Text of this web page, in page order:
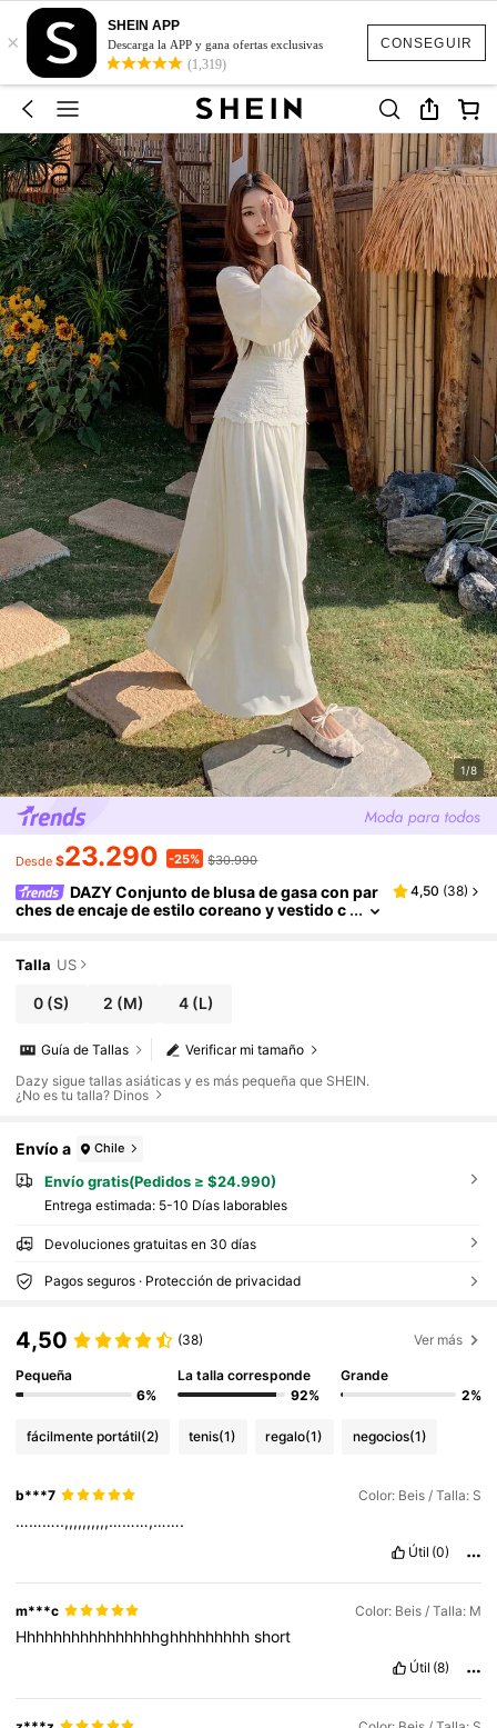
CONSEGUIR
×
SHEIN APP
Descarga la APP y gana ofertas exclusivas
(1,319)
1/8
Desde $23.290 -25% $30.990
DAZY Conjunto de blusa de gasa con par
ches de encaje de estilo coreano y vestido c
4,50 (38)
Talla US
0 (S) 2 (M) 4(L)
Verificar mi tamaño
Guía de Tallas
Dazy sigue tallas asiáticas y es más pequeña que SHEIN.
¿No es tu talla? Dinos
Envío a Chile
Envío gratis(Pedidos ≥ $24.990)
Entrega estimada: 5-10 Días laborables
Devoluciones gratuitas en 30 días
Pagos seguros · Protección de privacidad
4,50 (38) Ver más
Pequeña
6%
La talla corresponde
92%
Grande
2%
fácilmente portátil(2) tenis(1) regalo(1) negocios(1)
b***7 Color: Beis / Talla: S
………..,,,,,,,,,,………,…….
Útil (0)
m***c Color: Beis / Talla: M
Hhhhhhhhhhhhhhhhghhhhhhhhhshort
Útil (8)